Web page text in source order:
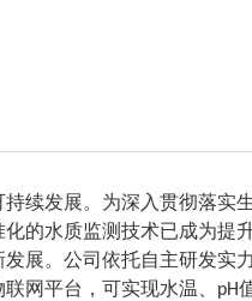
续发展。为深入贯彻落实
的水质监测技术已成为提
展。公司依托自主研发实
网平台，可实现水温、 pH